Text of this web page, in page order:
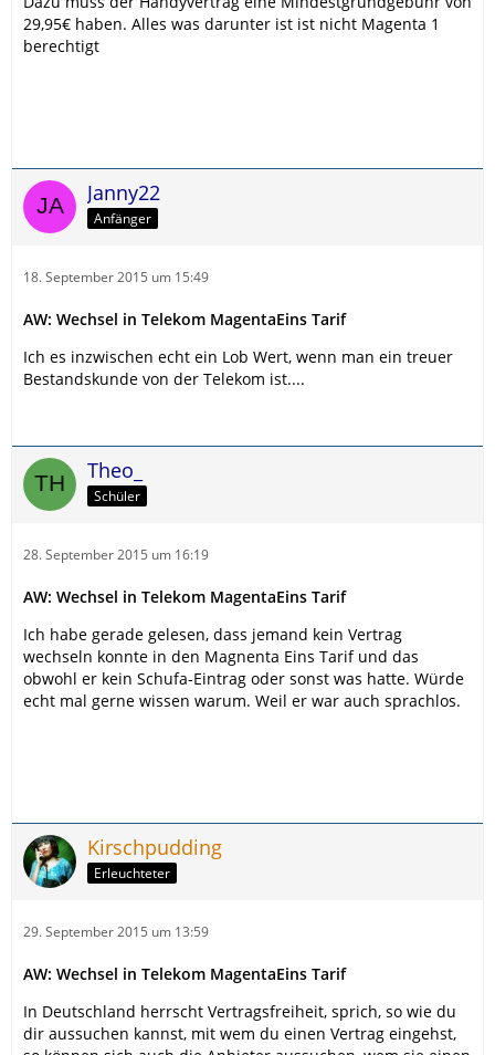
29,95€ haben. Alles was darunter ist ist nicht Magenta 1
berechtigt
Janny22
Anfänger
18. September 2015 um 15:49
AW: Wechsel in Telekom MagentaEins Tarif
Ich es inzwischen echt ein Lob Wert, wenn man ein treuer
Bestandskunde von der Telekom ist....
Theo_
Schüler
28. September 2015 um 16:19
AW: Wechsel in Telekom MagentaEins Tarif
Ich habe gerade gelesen, dass jemand kein Vertrag
wechseln konnte in den Magnenta Eins Tarif und das
obwohl er kein Schufa-Eintrag oder sonst was hatte. Würde
echt mal gerne wissen warum. Weil er war auch sprachlos.
Kirschpudding
Erleuchteter
29. September 2015 um 13:59
AW: Wechsel in Telekom MagentaEins Tarif
In Deutschland herrscht Vertragsfreiheit, sprich, so wie du
dir aussuchen kannst, mit wem du einen Vertrag eingehst,